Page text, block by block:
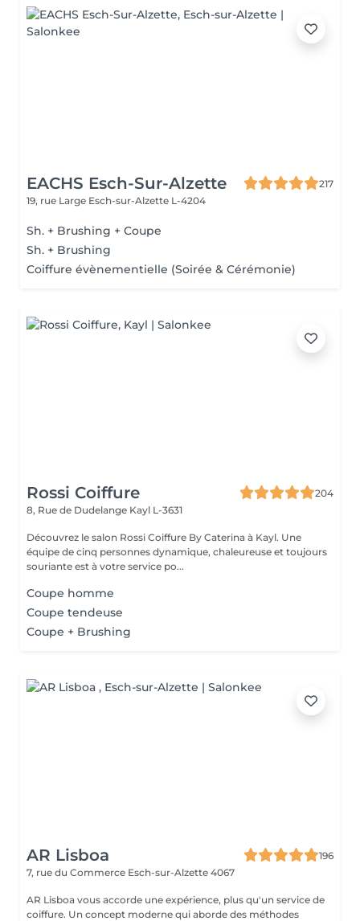
EACHS Esch-Sur-Alzette
217
19, rue Large Esch-sur-Alzette L-4204
Sh. + Brushing + Coupe
Sh. + Brushing
Coiffure évènementielle (Soirée & Cérémonie)
Rossi Coiffure
204
8, Rue de Dudelange Kayl L-3631
Découvrez le salon Rossi Coiffure By Caterina à Kayl. Une
équipe de cinq personnes dynamique, chaleureuse et toujours
souriante est à votre service po...
Coupe homme
Coupe tendeuse
Coupe + Brushing
AR Lisboa
196
7, rue du Commerce Esch-sur-Alzette 4067
AR Lisboa vous accorde une expérience, plus qu'un service de
coiffure. Un concept moderne qui aborde des méthodes